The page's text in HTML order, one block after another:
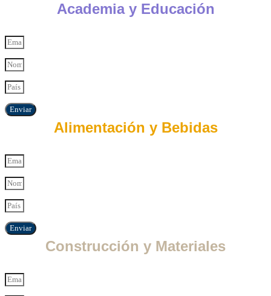
Academia y Educación
Enviar
Alimentación y Bebidas
Enviar
Construcción y Materiales